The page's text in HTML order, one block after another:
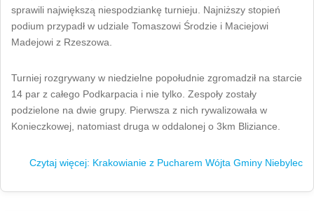
sprawili największą niespodziankę turnieju. Najniższy stopień
podium przypadł w udziale Tomaszowi Środzie i Maciejowi
Madejowi z Rzeszowa.
Turniej rozgrywany w niedzielne popołudnie zgromadził na starcie
14 par z całego Podkarpacia i nie tylko. Zespoły zostały
podzielone na dwie grupy. Pierwsza z nich rywalizowała w
Konieczkowej, natomiast druga w oddalonej o 3km Bliziance.
Czytaj więcej: Krakowianie z Pucharem Wójta Gminy Niebylec